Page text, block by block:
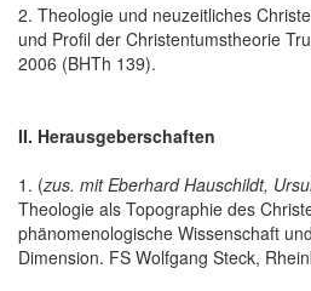
2. Theologie und neuzeitliches
und Profil der Christentumstheorie
2006 (BHTh 139).
II. Herausgeberschaften
1. (zus. mit Eberhard Hauschildt,
Theologie als Topographie des
phänomenologische Wissenschaft
Dimension. FS Wolfgang Steck,